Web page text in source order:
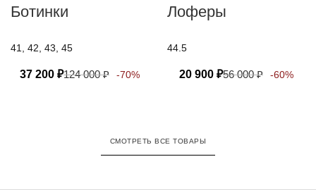
Ботинки
41, 42, 43, 45
37 200 ₽124 000₽ -70%
Лоферы
44.5
20 900 ₽56 000₽ -60%
СМОТРЕТЬ ВСЕ ТОВАРЫ